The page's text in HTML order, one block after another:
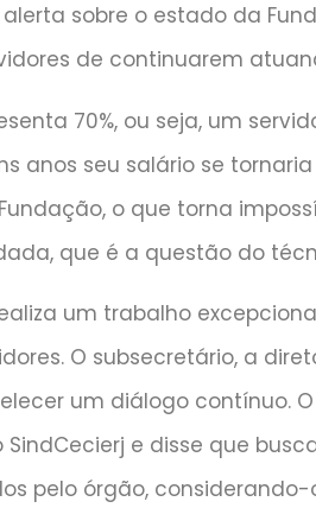
alerta sobre o estado da
de continuarem
70%, ou seja, um
anos seu salário se
o que torna
que é a questão do
um trabalho
O subsecretário, a
um diálogo contínuo.
e disse que
pelo órgão,